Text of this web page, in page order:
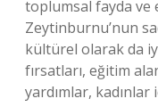
toplumsal fayda
Zeytinburnu’nun
kültürel olarak da
fırsatları, eğitim
yardımlar,